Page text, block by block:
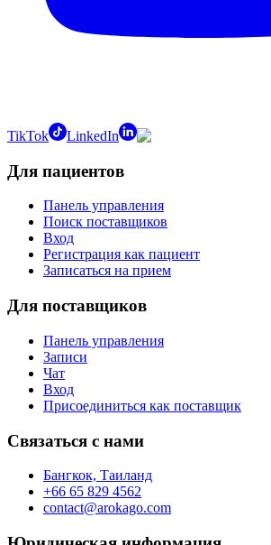
TikTok LinkedIn
Для пациентов
Панель управления
Поиск поставщиков
Вход
Регистрация как пациент
Записаться на прием
Для поставщиков
Панель управления
Записи
Чат
Вход
Присоединиться как поставщик
Связаться с нами
Бангкок, Таиланд
+66 65 829 4562
contact@arokago.com